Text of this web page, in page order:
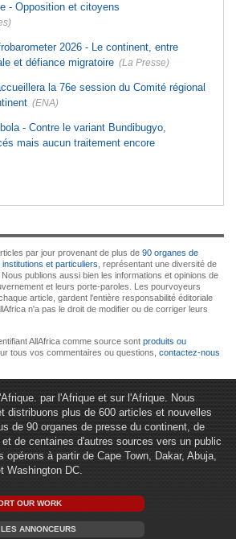
- Opposition et citoyens
2026 - Le continent, entre
et défiance migratoire (La Presse)
la 76e session du Comité régional
(ENA)
- Contre le variant Bundibugyo,
mais aucun traitement encore
par jour provenant de plus de 90 organes de
et particuliers , représentant une diversité de
publions aussi bien les informations et opinions de
et leurs porte-paroles. Les pourvoyeurs
article, gardent l'entière responsabilité éditoriale
n'a pas le droit de modifier ou de corriger leurs
AllAfrica comme source sont produits ou
tous vos commentaires ou questions, contactez-nous
par l'Afrique et sur l'Afrique. Nous
distribuons plus de 600 articles et nouvelles
de 90 organes de presse du continent, de
de centaines d'autres sources vers un public
opérons à partir de Cape Town, Dakar, Abuja,
Washington DC.
OUR WORK
ANNONCEURS